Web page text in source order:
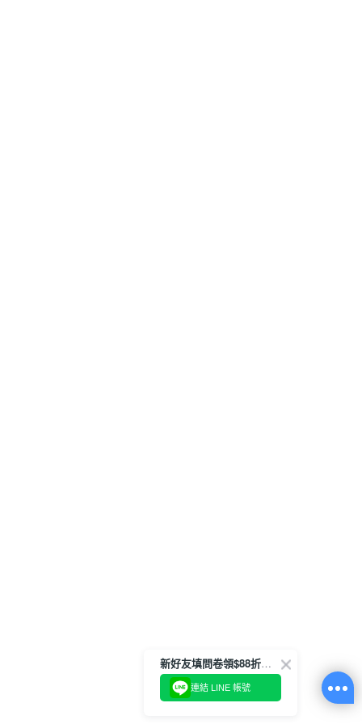
新好友填問卷領$88折扣金
連結 LINE 帳號